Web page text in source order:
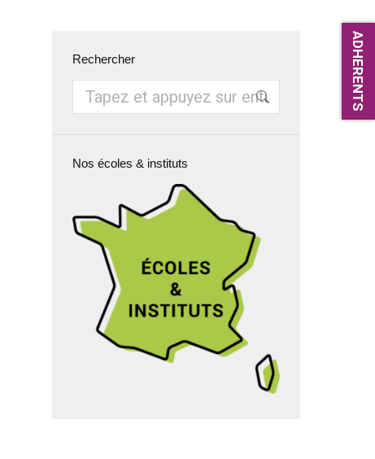
Rechercher
Nos écoles & instituts
ADHERENTS